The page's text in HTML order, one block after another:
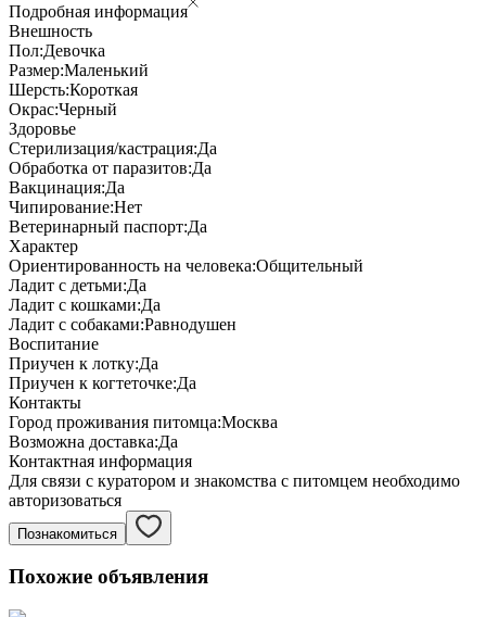
Подробная информация
Внешность
Пол:Девочка
Размер:Маленький
Шерсть:Короткая
Окрас:Черный
Здоровье
Стерилизация/кастрация:Да
Обработка от паразитов:Да
Вакцинация:Да
Чипирование:Нет
Ветеринарный паспорт:Да
Характер
Ориентированность на человека:Общительный
Ладит с детьми:Да
Ладит с кошками:Да
Ладит с собаками:Равнодушен
Воспитание
Приучен к лотку:Да
Приучен к когтеточке:Да
Контакты
Город проживания питомца:Москва
Возможна доставка:Да
Контактная информация
Для связи с куратором и знакомства с питомцем необходимо
авторизоваться
Познакомиться
Похожие объявления